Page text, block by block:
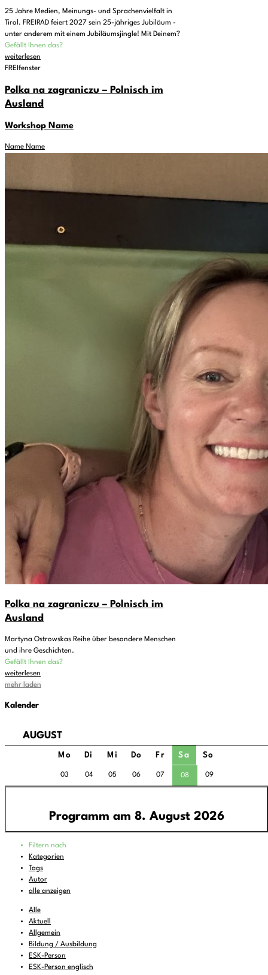
25 Jahre Medien, Meinungs- und Sprachenvielfalt in
Tirol. FREIRAD feiert 2027 sein 25-jähriges Jubiläum -
unter anderem mit einem Jubiläumsjingle! Mit Deinem?
Gefällt Ihnen das?
weiterlesen
FREIfenster
Polka na zagraniczu – Polnisch im
Ausland
Workshop Name
Name Name
Polka na zagraniczu – Polnisch im
Ausland
Martyna Ostrowskas Reihe über besondere Menschen
und ihre Geschichten.
Gefällt Ihnen das?
weiterlesen
mehr laden
Kalender
AUGUST
Mo Di Mi Do Fr Sa So
03 04 05 06 07 08 09
Programm am 8. August 2026
01:00
06:00 - 07:00
07:00
08:00
08:16 - 09:00 Musik zum Aufstehen oder Liegenbleiben
09:00 - 11:00 ReMix
Filtern nach
Kategorien
Tags
Autor
alle anzeigen
Alle
Aktuell
Allgemein
Bildung / Ausbildung
ESK-Person
ESK-Person englisch